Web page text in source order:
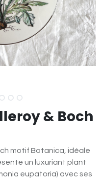
& Boch
motif Botanica, idéale
un luxuriant plant
eupatoria) avec ses